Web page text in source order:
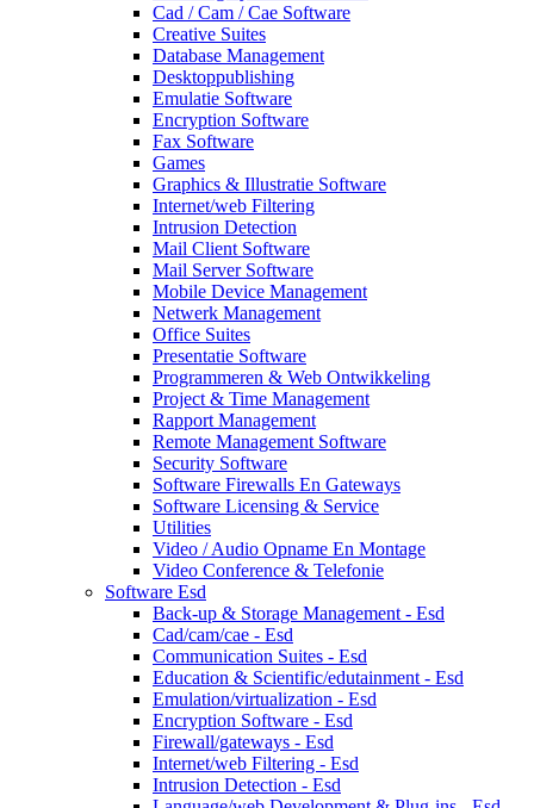
Cad / Cam / Cae Software
Creative Suites
Database Management
Desktoppublishing
Emulatie Software
Encryption Software
Fax Software
Games
Graphics & Illustratie Software
Internet/web Filtering
Intrusion Detection
Mail Client Software
Mail Server Software
Mobile Device Management
Netwerk Management
Office Suites
Presentatie Software
Programmeren & Web Ontwikkeling
Project & Time Management
Rapport Management
Remote Management Software
Security Software
Software Firewalls En Gateways
Software Licensing & Service
Utilities
Video / Audio Opname En Montage
Video Conference & Telefonie
Software Esd
Back-up & Storage Management - Esd
Cad/cam/cae - Esd
Communication Suites - Esd
Education & Scientific/edutainment - Esd
Emulation/virtualization - Esd
Encryption Software - Esd
Firewall/gateways - Esd
Internet/web Filtering - Esd
Intrusion Detection - Esd